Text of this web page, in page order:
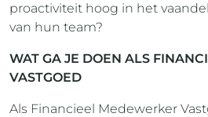
proactiviteit hoog in het
van hun team?
WAT GA JE DOEN ALS
VASTGOED
Als Financieel Medewerker